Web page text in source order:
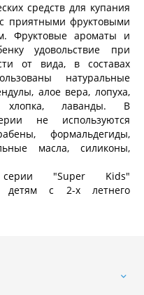
средств для купания
приятными фруктовыми
Фруктовые ароматы и
удовольствие при
от вида, в составах
натуральные
алое вера, лопуха,
хлопка, лаванды. В
не используются
формальдегиды,
масла, силиконы,
серии "Super Kids"
детям с 2-х летнего